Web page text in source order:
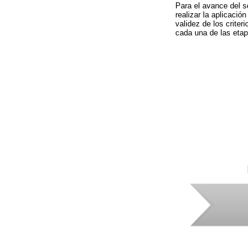
Para el avance del
realizar la
validez de los
cada una de las